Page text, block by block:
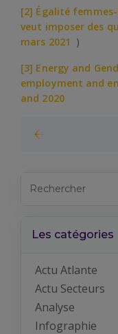
[2] Égalité
veut imposer des
mars 2021 )
[3] Energy and
employment and
and 2020
Les catégories
Actu Atlante
Actu Secteurs
Analyse
Infographie